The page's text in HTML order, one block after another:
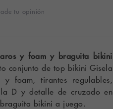
tu opinión
y foam y braguita bikini
conjunto de top bikini Gisela
y foam, tirantes regulables,
D y detalle de cruzado en
bikini a juego.